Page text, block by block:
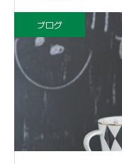
ブログ